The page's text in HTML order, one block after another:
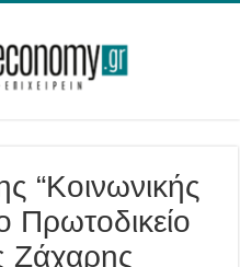
“Κοινωνικής
Πρωτοδικείο
Ζάχαρης